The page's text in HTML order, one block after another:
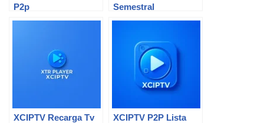
P2p
Semestral
XCIPTV Recarga Tv
XCIPTV P2P Lista